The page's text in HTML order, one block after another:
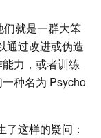
就是一群大笨
通过改进或伪造
力，或者训练
种名为 Psycho
这样的疑问：